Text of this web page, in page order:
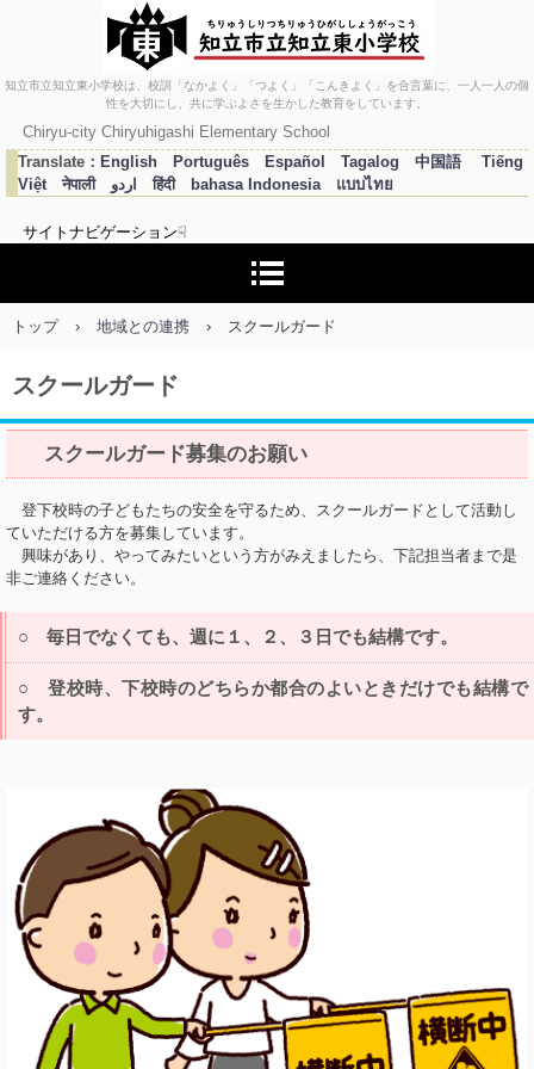
知立市立知立東小学校
知立市立知立東小学校は、校訓「なかよく」「つよく」「こんきよく」を合言葉に、一人一人の個
性を大切にし、共に学ぶよさを生かした教育をしています。
Chiryu-city Chiryuhigashi Elementary School
Translate： English Português Español Tagalog 中国語
Tiếng
Việt
नेपाली اردو हिंदी bahasa Indonesia แบบไทย
サイトナビゲーション☟
トップ › 地域との連携 › スクールガード
スクールガード
スクールガード募集のお願い
登下校時の子どもたちの安全を守るため、スクールガードとして活動し
ていただける方を募集しています。
興味があり、やってみたいという方がみえましたら、下記担当者まで是
非ご連絡ください。
○ 毎日でなくても、週に１、２、３日でも結構です。
○ 登校時、下校時のどちらか都合のよいときだけでも結構で
す。